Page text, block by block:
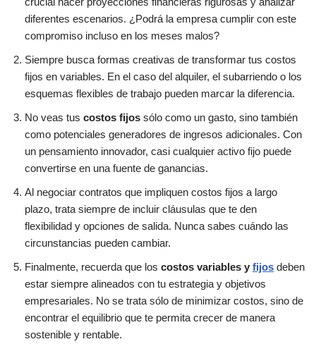
diferentes escenarios. ¿Podrá la empresa cumplir con este
compromiso incluso en los meses malos?
Siempre busca formas creativas de transformar tus costos
fijos en variables. En el caso del alquiler, el subarriendo o los
esquemas flexibles de trabajo pueden marcar la diferencia.
No veas tus costos fijos sólo como un gasto, sino también
como potenciales generadores de ingresos adicionales. Con
un pensamiento innovador, casi cualquier activo fijo puede
convertirse en una fuente de ganancias.
Al negociar contratos que impliquen costos fijos a largo
plazo, trata siempre de incluir cláusulas que te den
flexibilidad y opciones de salida. Nunca sabes cuándo las
circunstancias pueden cambiar.
Finalmente, recuerda que los costos variables y fijos deben
estar siempre alineados con tu estrategia y objetivos
empresariales. No se trata sólo de minimizar costos, sino de
encontrar el equilibrio que te permita crecer de manera
sostenible y rentable.